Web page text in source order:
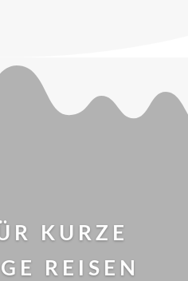
KURZE
REISEN